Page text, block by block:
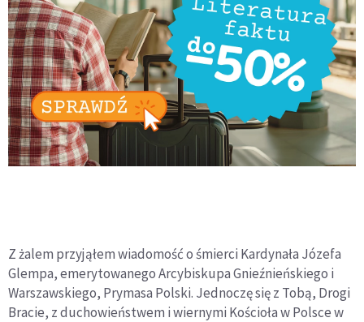
Z żalem przyjąłem wiadomość o śmierci Kardynała Józefa
Glempa, emerytowanego Arcybiskupa Gnieźnieńskiego i
Warszawskiego, Prymasa Polski. Jednoczę się z Tobą, Drogi
Bracie, z duchowieństwem i wiernymi Kościoła w Polsce w